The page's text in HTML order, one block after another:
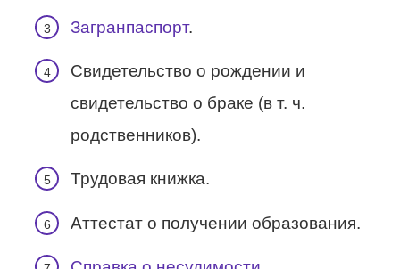
Загранпаспорт.
Свидетельство о рождении и
свидетельство о браке (в т. ч.
родственников).
Трудовая книжка.
Аттестат о получении образования.